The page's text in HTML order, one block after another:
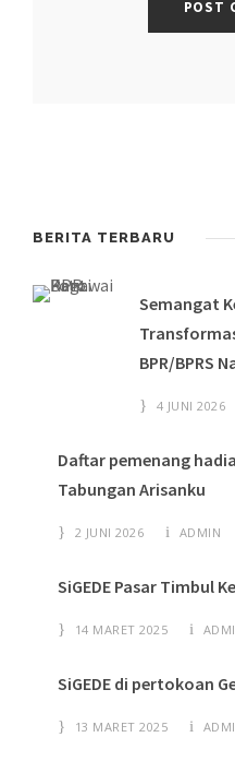
BERITA TERBARU
Semangat
BPR/BPRS
4 JUNI 2026
Daftar pemenang
Tabungan Arisanku
2 JUNI 2026 ADMIN
SiGEDE Pasar Timbul
14 MARET 2025
SiGEDE di pertokoan
13 MARET 2025